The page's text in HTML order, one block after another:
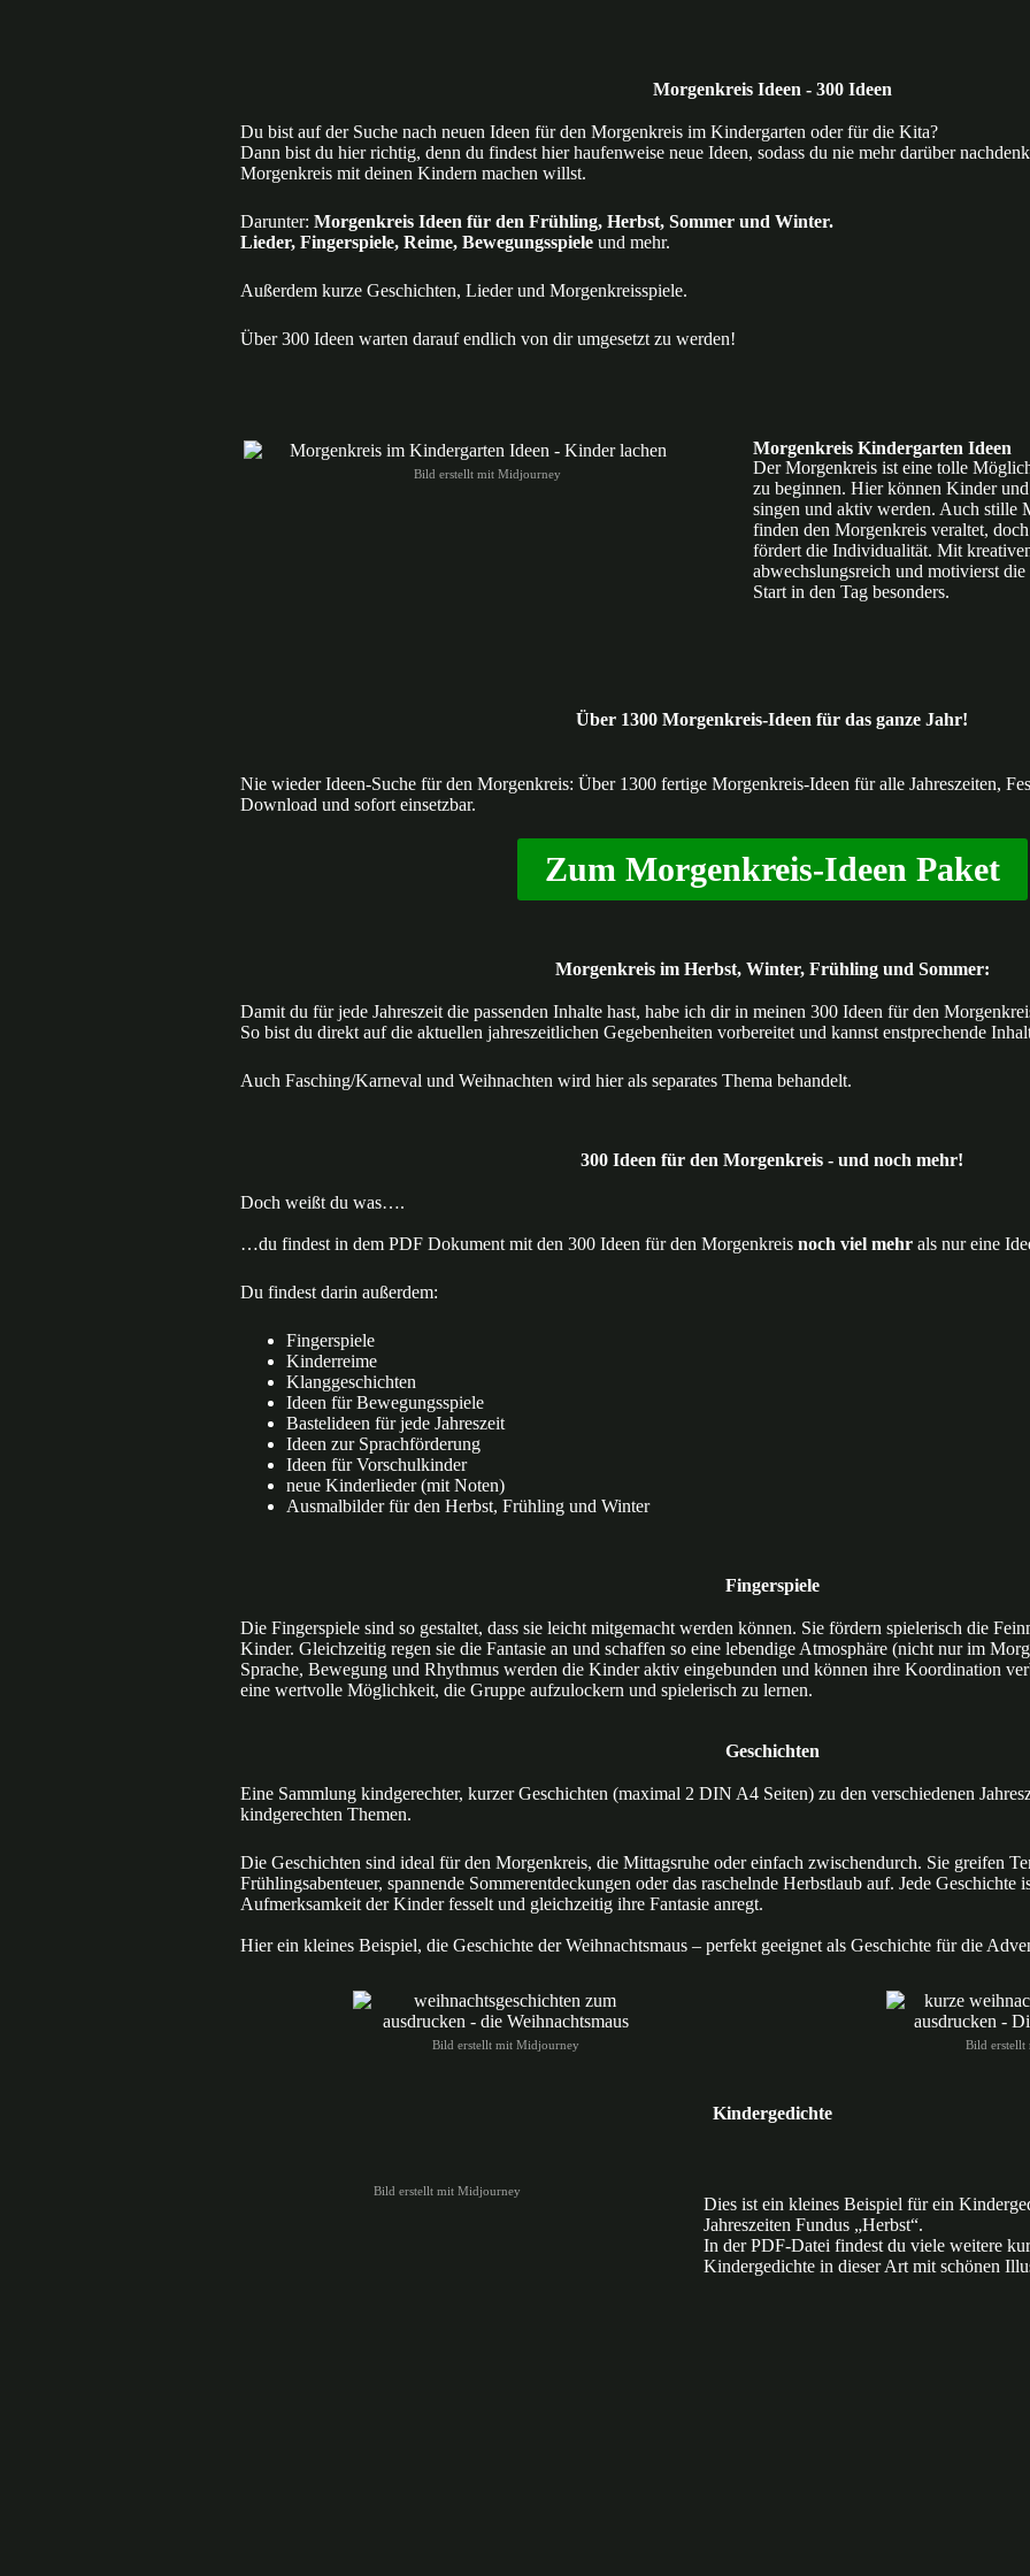
Morgenkreis Ideen - 300 Ideen
Du bist auf der Suche nach neuen Ideen für den Morgenkreis im Kindergarten oder für die Kita?
Dann bist du hier richtig, denn du findest hier haufenweise neue Ideen, sodass du nie mehr darüber
Morgenkreis mit deinen Kindern machen willst.
Darunter: Morgenkreis Ideen für den Frühling, Herbst, Sommer und Winter.
Lieder, Fingerspiele, Reime, Bewegungsspieleund mehr.
Außerdem kurze Geschichten, Lieder und Morgenkreisspiele.
Über 300 Ideen warten darauf endlich von dir umgesetzt zu werden!
Bild erstellt mit Midjourney
Morgenkreis Kindergarten Ideen
Der Morgenkreis ist eine tolle
zu beginnen. Hier können Kinder
singen und aktiv werden. Auch stille
finden den Morgenkreis veraltet,
fördert die Individualität. Mit
abwechslungsreich und motivierst
Start in den Tag besonders.
Über 1300 Morgenkreis-Ideen für das ganze Jahr!
Nie wieder Ideen-Suche für den Morgenkreis: Über 1300 fertige Morgenkreis-Ideen für alle Jahreszeiten,
Download und sofort einsetzbar.
Zum Morgenkreis-Ideen Paket
Morgenkreis im Herbst, Winter, Frühling und Sommer:
Damit du für jede Jahreszeit die passenden Inhalte hast, habe ich dir in meinen 300 Ideen für den
So bist du direkt auf die aktuellen jahreszeitlichen Gegebenheiten vorbereitet und kannst enstprechende
Auch Fasching/Karneval und Weihnachten wird hier als separates Thema behandelt.
300 Ideen für den Morgenkreis - und noch mehr!
Doch weißt du was….
…du findest in dem PDF Dokument mit den 300 Ideen für den Morgenkreis noch viel mehrals nur eine
Du findest darin außerdem:
Fingerspiele
Kinderreime
Klanggeschichten
Ideen für Bewegungsspiele
Bastelideen für jede Jahreszeit
Ideen zur Sprachförderung
Ideen für Vorschulkinder
neue Kinderlieder (mit Noten)
Ausmalbilder für den Herbst, Frühling und Winter
Fingerspiele
Die Fingerspiele sind so gestaltet, dass sie leicht mitgemacht werden können. Sie fördern spielerisch die
Kinder. Gleichzeitig regen sie die Fantasie an und schaffen so eine lebendige Atmosphäre (nicht nur im
Sprache, Bewegung und Rhythmus werden die Kinder aktiv eingebunden und können ihre Koordination
eine wertvolle Möglichkeit, die Gruppe aufzulockern und spielerisch zu lernen.
Geschichten
Eine Sammlung kindgerechter, kurzer Geschichten (maximal 2 DIN A4 Seiten) zu den verschiedenen
kindgerechten Themen.
Die Geschichten sind ideal für den Morgenkreis, die Mittagsruhe oder einfach zwischendurch. Sie greifen
Frühlingsabenteuer, spannende Sommerentdeckungen oder das raschelnde Herbstlaub auf. Jede Geschichte
Aufmerksamkeit der Kinder fesselt und gleichzeitig ihre Fantasie anregt.
Hier ein kleines Beispiel, die Geschichte der Weihnachtsmaus – perfekt geeignet als Geschichte für die
Bild erstellt mit Midjourney Bild
Kindergedichte
Bild erstellt mit Midjourney
Dies ist ein kleines Beispiel für ein
Jahreszeiten Fundus „Herbst“.
In der PDF-Datei findest du viele weitere
Kindergedichte in dieser Art mit schönen